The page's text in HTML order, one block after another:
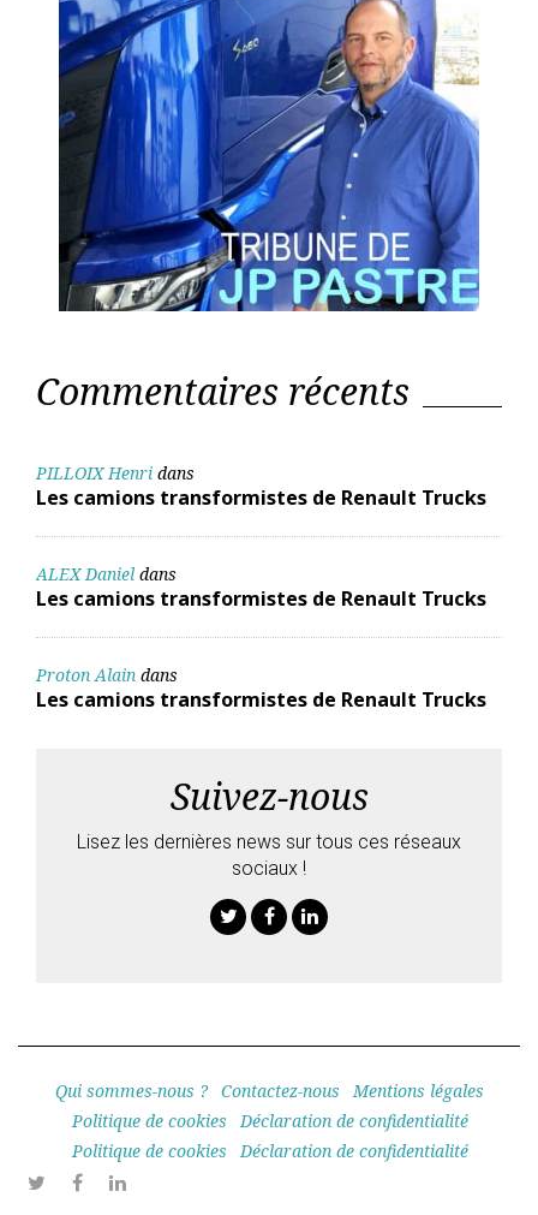
Commentaires récents
PILLOIX Henri dans
Les camions transformistes de Renault Trucks
ALEX Daniel dans
Les camions transformistes de Renault Trucks
Proton Alain dans
Les camions transformistes de Renault Trucks
Suivez-nous
Lisez les dernières news sur tous ces réseaux
sociaux !
Qui sommes-nous ? Contactez-nous
Mentions légales
Politique de cookies
Déclaration de confidentialité
Politique de cookies
Déclaration de confidentialité